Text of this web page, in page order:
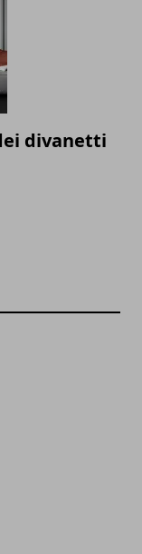
divanetti